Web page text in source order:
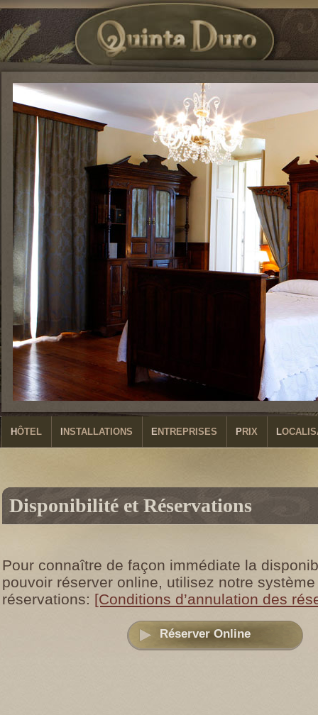
Disponibilité et Réservations
Pour connaître de façon immédiate la
pouvoir réserver online, utilisez notre
réservations: [Conditions d’annulation des
Réserver Online
HÔTEL INSTALLATIONS ENTREPRISES PRIX